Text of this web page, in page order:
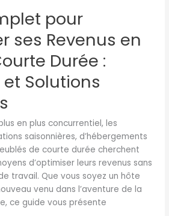
pour
ses Revenus en
Durée :
Solutions
en plus concurrentiel, les
saisonnières, d’hébergements
de courte durée cherchent
d’optimiser leurs revenus sans
travail. Que vous soyez un hôte
venu dans l’aventure de la
ce guide vous présente